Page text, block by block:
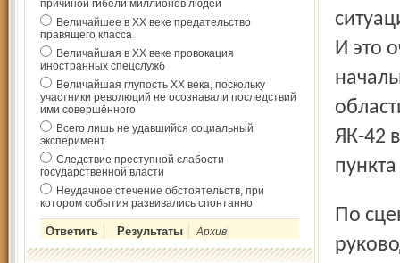
причиной гибели миллионов людей
Величайшее в ХХ веке предательство
правящего класса
Величайшая в ХХ веке провокация
иностранных спецслужб
Величайшая глупость ХХ века, поскольку
участники революций не осознавали последствий
ими совершённого
Всего лишь не удавшийся социальный
эксперимент
Следствие преступной слабости
государственной власти
Неудачное стечение обстоятельств, при
котором события развивались спонтанно
Архив
И это
ЯК-42
По сценарию в день тренировки сигнал на сбор